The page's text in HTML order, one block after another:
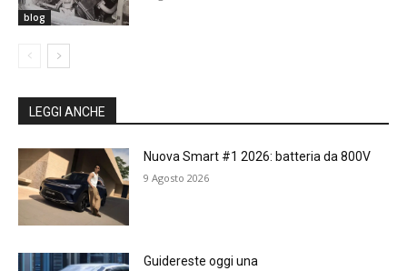
blog
LEGGI ANCHE
Nuova Smart #1 2026: batteria da 800V
9 Agosto 2026
Guidereste oggi una